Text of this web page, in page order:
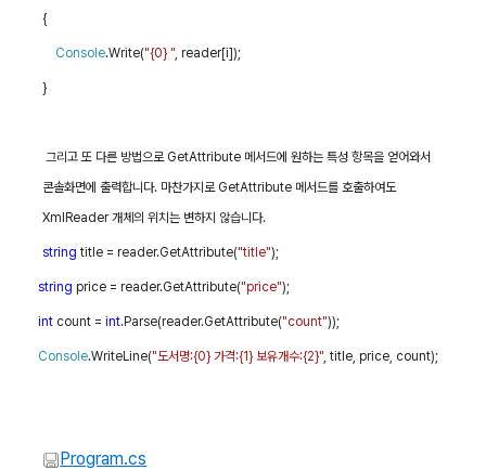
{
Console.Write("{0} " , reader[i]);
}
그리고 또 다른 방법으로GetAttribute 메서드에 원하는 특성 항목을 얻어와서
콘솔화면에 출력합니다. 마찬가지로GetAttribute 메서드를 호출하여도
XmlReader개체의 위치는 변하지 않습니다.
string title = reader.GetAttribute("title");
string price = reader.GetAttribute("price");
int count = int.Parse(reader.GetAttribute("count"));
Console.WriteLine("도서명:{0} 가격:{1} 보유개수:{2}" , title, price, count);
Program.cs